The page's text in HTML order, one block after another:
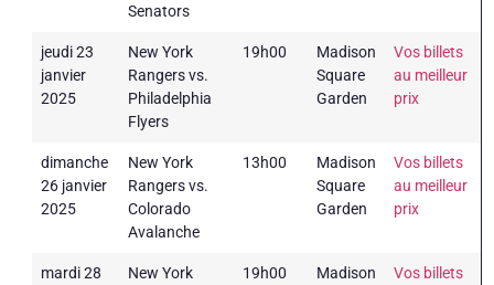
Senators
jeudi 23
janvier
2025
New York
Rangers vs.
Philadelphia
Flyers
19h00
Madison
Square
Garden
Vos billets
au meilleur
prix
dimanche
26 janvier
2025
New York
Rangers vs.
Colorado
Avalanche
13h00
Madison
Square
Garden
Vos billets
au meilleur
prix
mardi 28
New York
19h00
Madison
Vos billets